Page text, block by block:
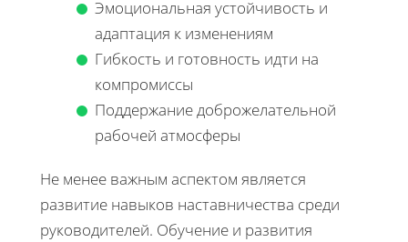
Эмоциональная устойчивость и
адаптация к изменениям
Гибкость и готовность идти на
компромиссы
Поддержание доброжелательной
рабочей атмосферы
Не менее важным аспектом является
развитие навыков наставничества среди
руководителей. Обучение и развития